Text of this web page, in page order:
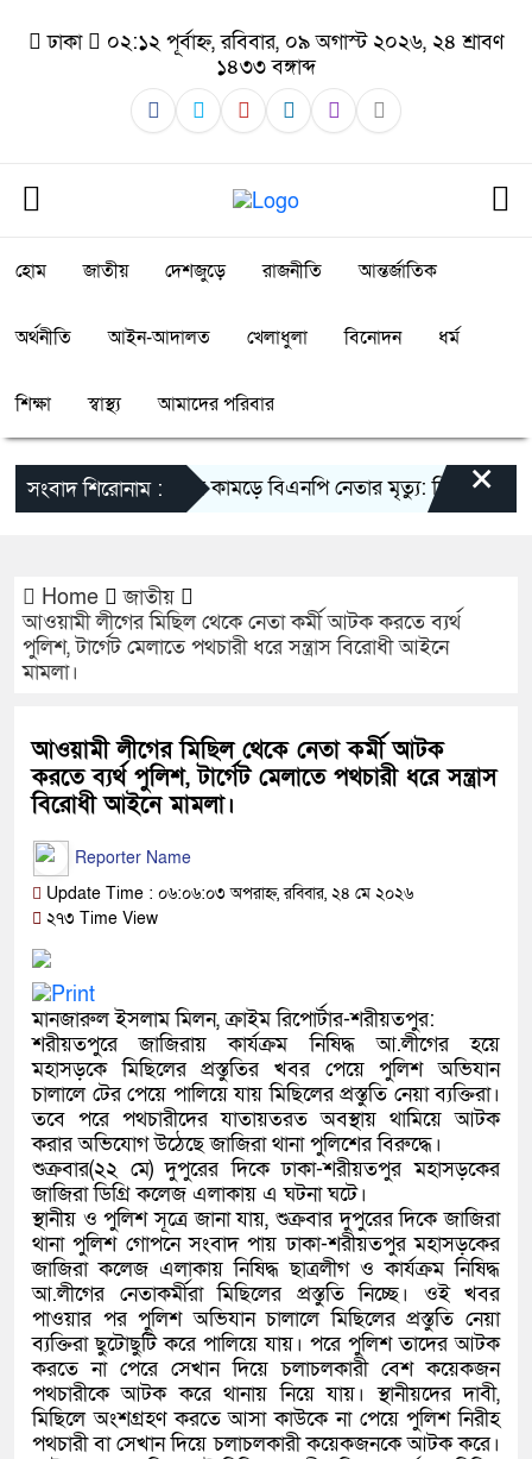
ঢাকা
০২:১২ পূর্বাহ্ন, রবিবার, ০৯ অগাস্ট ২০২৬, ২৪ শ্রাবণ
১৪৩৩ বঙ্গাব্দ
হোম জাতীয় দেশজুড়ে রাজনীতি আন্তর্জাতিক
অর্থনীতি আইন-আদালত খেলাধুলা বিনোদন ধর্ম
শিক্ষা স্বাস্থ্য আমাদের পরিবার
সংবাদ শিরোনাম :
গলাচিপায় সাপের কামড়ে বিএনপি নেতার মৃত্যু: চিকিৎসায়×
Home
জাতীয়
আওয়ামী লীগের মিছিল থেকে নেতা কর্মী আটক করতে ব্যর্থ
পুলিশ, টার্গেট মেলাতে পথচারী ধরে সন্ত্রাস বিরোধী আইনে
মামলা।
আওয়ামী লীগের মিছিল থেকে নেতা কর্মী আটক
করতে ব্যর্থ পুলিশ, টার্গেট মেলাতে পথচারী ধরে সন্ত্রাস
বিরোধী আইনে মামলা।
Reporter Name
Update Time : ০৬:০৬:০৩ অপরাহ্ন, রবিবার, ২৪ মে ২০২৬
২৭৩ Time View
মানজারুল ইসলাম মিলন, ক্রাইম রিপোর্টার-শরীয়তপুর:
শরীয়তপুরে জাজিরায় কার্যক্রম নিষিদ্ধ আ.লীগের হয়ে
মহাসড়কে মিছিলের প্রস্তুতির খবর পেয়ে পুলিশ অভিযান
চালালে টের পেয়ে পালিয়ে যায় মিছিলের প্রস্তুতি নেয়া ব্যক্তিরা।
তবে পরে পথচারীদের যাতায়তরত অবস্থায় থামিয়ে আটক
করার অভিযোগ উঠেছে জাজিরা থানা পুলিশের বিরুদ্ধে।
শুক্রবার(২২ মে) দুপুরের দিকে ঢাকা-শরীয়তপুর মহাসড়কের
জাজিরা ডিগ্রি কলেজ এলাকায় এ ঘটনা ঘটে।
স্থানীয় ও পুলিশ সূত্রে জানা যায়, শুক্রবার দুপুরের দিকে জাজিরা
থানা পুলিশ গোপনে সংবাদ পায় ঢাকা-শরীয়তপুর মহাসড়কের
জাজিরা কলেজ এলাকায় নিষিদ্ধ ছাত্রলীগ ও কার্যক্রম নিষিদ্ধ
আ.লীগের নেতাকর্মীরা মিছিলের প্রস্তুতি নিচ্ছে। ওই খবর
পাওয়ার পর পুলিশ অভিযান চালালে মিছিলের প্রস্তুতি নেয়া
ব্যক্তিরা ছুটোছুটি করে পালিয়ে যায়। পরে পুলিশ তাদের আটক
করতে না পেরে সেখান দিয়ে চলাচলকারী বেশ কয়েকজন
পথচারীকে আটক করে থানায় নিয়ে যায়। স্থানীয়দের দাবী,
মিছিলে অংশগ্রহণ করতে আসা কাউকে না পেয়ে পুলিশ নিরীহ
পথচারী বা সেখান দিয়ে চলাচলকারী কয়েকজনকে আটক করে।